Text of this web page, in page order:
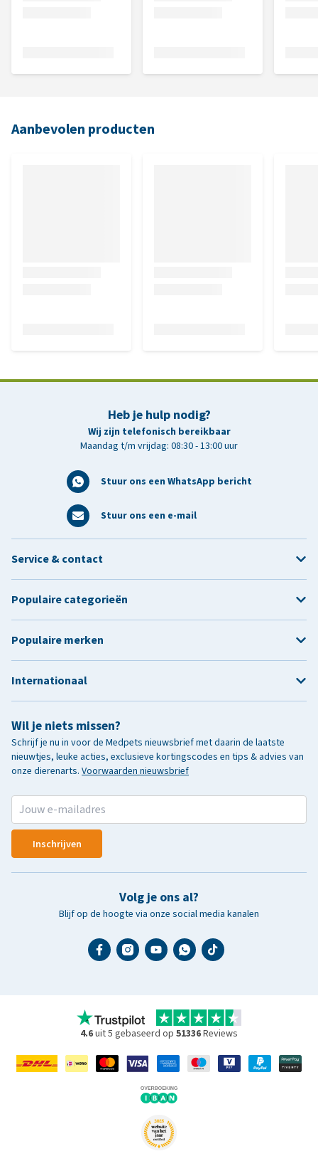
Aanbevolen producten
Heb je hulp nodig?
Wij zijn telefonisch bereikbaar
Maandag t/m vrijdag: 08:30 - 13:00 uur
Stuur ons een WhatsApp bericht
Stuur ons een e-mail
Wil je niets missen?
Schrijf je nu in voor de Medpets nieuwsbrief met daarin de laatste
nieuwtjes, leuke acties, exclusieve kortingscodes en tips & advies van
onze dierenarts. Voorwaarden nieuwsbrief
Inschrijven
Volg je ons al?
Blijf op de hoogte via onze social media kanalen
Service & contact
Populaire categorieën
Populaire merken
Internationaal
4.6uit 5 gebaseerd op 51336Reviews